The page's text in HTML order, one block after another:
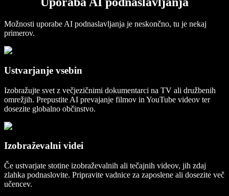
Možnosti uporabe AI podnaslavljanja je neskončno, tu je nekaj
primerov.
Ustvarjanje vsebin
Izobražujte svet z večjezičnimi dokumentarci na TV ali družbenih
omrežjih. Prepustite AI prevajanje filmov in YouTube videov ter
dosezite globalno občinstvo.
Izobraževalni videi
Če ustvarjate stotine izobraževalnih ali tečajnih videov, jih zdaj
zlahka podnaslovite. Pripravite vadnice za zaposlene ali dosezite več
učencev.